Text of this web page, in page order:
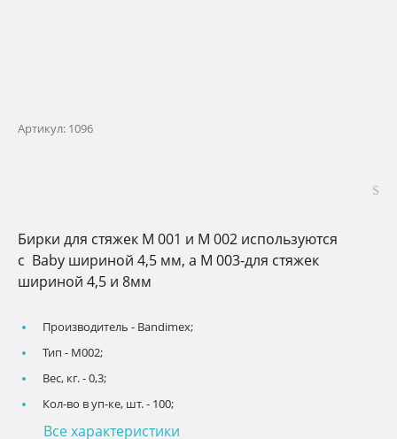
Артикул: 1096
Бирки для стяжек М 001 и М 002 используются
с Baby шириной 4,5 мм, а М 003-для стяжек
шириной 4,5 и 8мм
Производитель - Bandimex;
Тип - M002;
Вес, кг. -0,3;
Кол-во в уп-ке, шт. - 100;
Все характеристики